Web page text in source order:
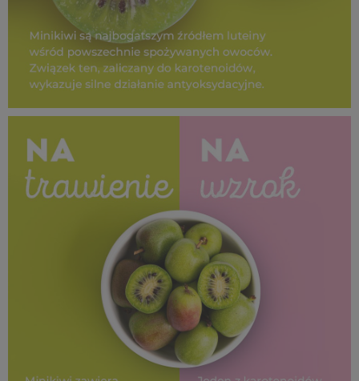
SUPEROWOCE Minikiwi_ (5).jpg
708 KB